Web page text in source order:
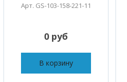
Арт. GS-103-158-221-11
0 руб
В корзину